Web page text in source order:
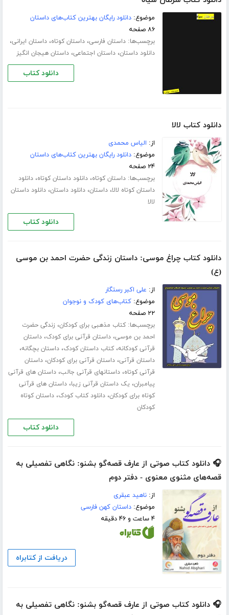
موضوع:دانلود رایگان بهترین کتاب‌های داستان
۸۶ صفحه
برچسب‌ها:داستان فارسی،داستان کوتاه،داستان ایرانی،
دانلود داستان،داستان اجتماعی،داستان هیجان انگیز
دانلود کتاب
دانلود کتاب لالا
از: الیاس محمدی
موضوع:دانلود رایگان بهترین کتاب‌های داستان
۲۴ صفحه
برچسب‌ها:داستان کوتاه،دانلود داستان کوتاه،دانلود
داستان کوتاه لالا،داستان،دانلود داستان،دانلود داستان
لالا
دانلود کتاب
دانلود کتاب چراغ موسی: داستان زندگی حضرت احمد بن موسی
(ع)
از: علی اکبر رستگار
موضوع:کتاب‌های کودک و نوجوان
۲۲ صفحه
برچسب‌ها:کتاب مذهبی برای کودکان، زندگی حضرت
احمد بن موسی،داستان قرآنی برای کودک،داستان
قرآنی کودکانه،کتاب داستان کودک،داستان بچگانه،
داستان قرآنی،داستان قرآنی برای کودکان،داستان
قرآنی کوتاه،داستانهای قرآنی جالب،داستان های قرآنی
پیامبران، یک داستان قرآنی زیبا،داستان های قرآنی
کوتاه برای کودکان،دانلود کتاب کودک،داستان کوتاه
کودکان
دانلود کتاب
🎧 دانلود کتاب صوتی از عارف قصه‌گو بشنو: نگاهی تفصیلی به
قصه‌های مثنوی معنوی - دفتر دوم
از:ناهید عبقری
موضوع:داستان کهن فارسی
۴ ساعت و ۴۶ دقیقه
دریافت از کتابراه
🎧 دانلود کتاب صوتی از عارف قصه‌گو بشنو: نگاهی تفصیلی به